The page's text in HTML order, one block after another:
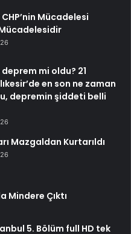
Mücadelesi
deprem mi oldu? 21
en son ne zaman
depremin şiddeti belli
Mazgaldan Kurtarıldı
Mindere Çıktı
5. Bölüm full HD tek